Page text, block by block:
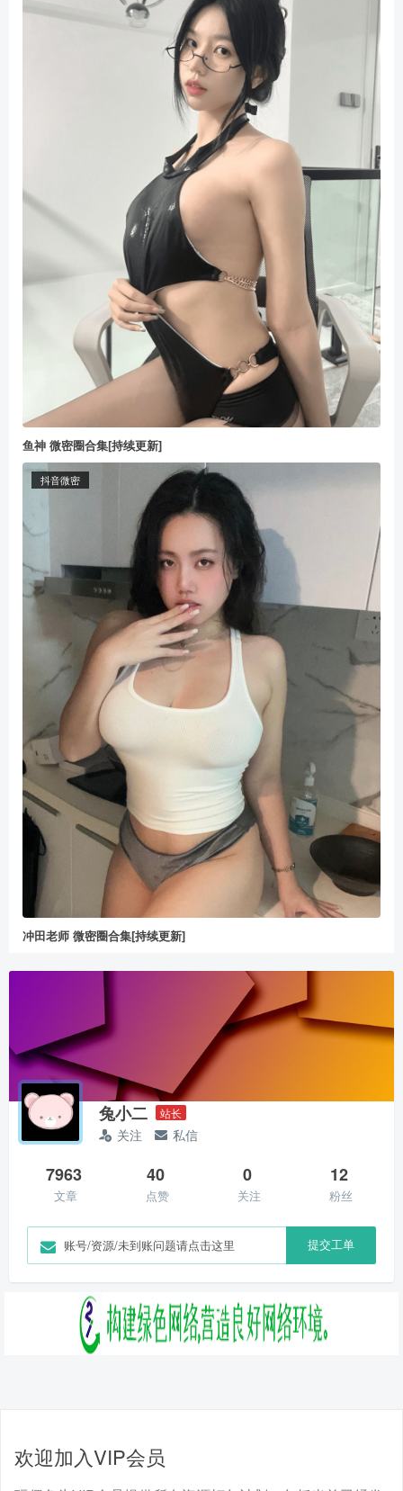
鱼神 微密圈合集[持续更新]
抖音微密
冲田老师 微密圈合集[持续更新]
兔小二 站长
关注 私信
7963
文章
40
点赞
0
关注
12
粉丝
账号/资源/未到账问题请点击这里 提交工单
欢迎加入VIP会员